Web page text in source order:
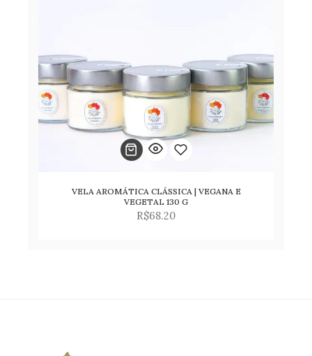
VELA AROMÁTICA CLÁSSICA | VEGANA E
VEGETAL 130 G
R$68.20
Adicionar
para